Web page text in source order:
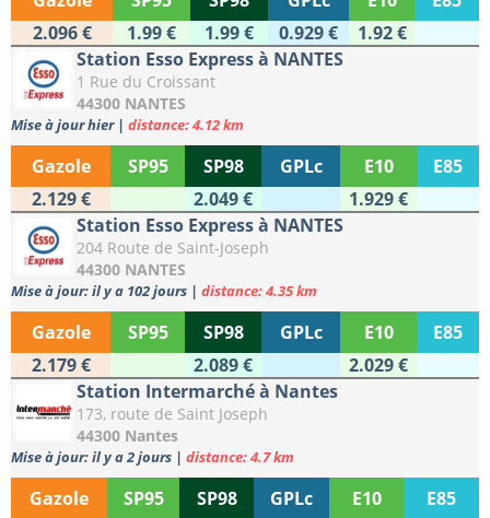
2.096 €
1.99 € 1.99 € 0.929 €
1.92 €
Station Esso Express à NANTES
1 Rue du Croissant
44300 NANTES
Mise à jour hier | distance: 4.12 km
Gazole SP95 SP98 GPLc E10
E85
2.129 €
2.049 €
1.929 €
Station Esso Express à NANTES
204 Route de Saint-Joseph
44300 NANTES
Mise à jour: il y a 102 jours | distance: 4.35 km
Gazole SP95 SP98 GPLc E10
E85
2.179 €
2.089 €
2.029 €
Station Intermarché à Nantes
173, route de Saint Joseph
44300 Nantes
Mise à jour: il y a 2 jours | distance: 4.7 km
Gazole SP95 SP98 GPLc E10
E85